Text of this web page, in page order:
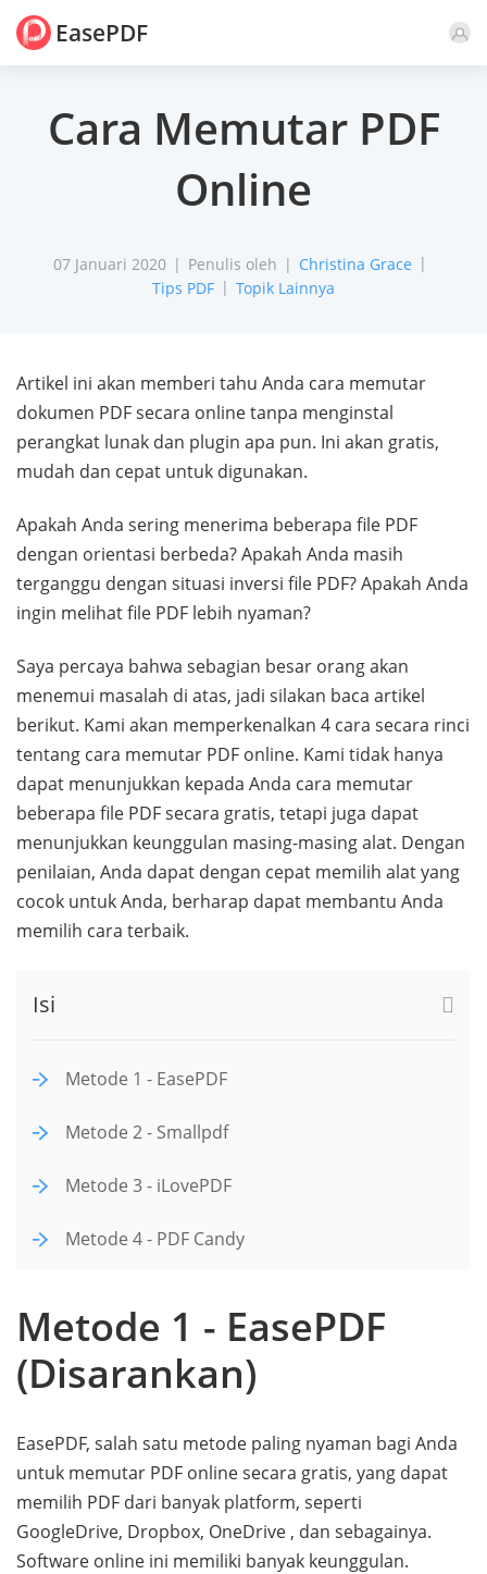
EasePDF
Cara Memutar PDF
Online
07 Januari 2020 Penulis oleh
Christina Grace
Tips PDF
Topik Lainnya
Artikel ini akan memberi tahu Anda cara memutar
dokumen PDF secara online tanpa menginstal
perangkat lunak dan plugin apa pun. Ini akan gratis,
mudah dan cepat untuk digunakan.
Apakah Anda sering menerima beberapa file PDF
dengan orientasi berbeda? Apakah Anda masih
terganggu dengan situasi inversi file PDF? Apakah Anda
ingin melihat file PDF lebih nyaman?
Saya percaya bahwa sebagian besar orang akan
menemui masalah di atas, jadi silakan baca artikel
berikut. Kami akan memperkenalkan 4 cara secara rinci
tentang cara memutar PDF online. Kami tidak hanya
dapat menunjukkan kepada Anda cara memutar
beberapa file PDF secara gratis, tetapi juga dapat
menunjukkan keunggulan masing-masing alat. Dengan
penilaian, Anda dapat dengan cepat memilih alat yang
cocok untuk Anda, berharap dapat membantu Anda
memilih cara terbaik.
Isi
Metode 1 - EasePDF
Metode 2 - Smallpdf
Metode 3 - iLovePDF
Metode 4 - PDF Candy
Metode 1 - EasePDF
(Disarankan)
EasePDF, salah satu metode paling nyaman bagi Anda
untuk memutar PDF online secara gratis, yang dapat
memilih PDF dari banyak platform, seperti
GoogleDrive, Dropbox, OneDrive , dan sebagainya.
Software online ini memiliki banyak keunggulan.